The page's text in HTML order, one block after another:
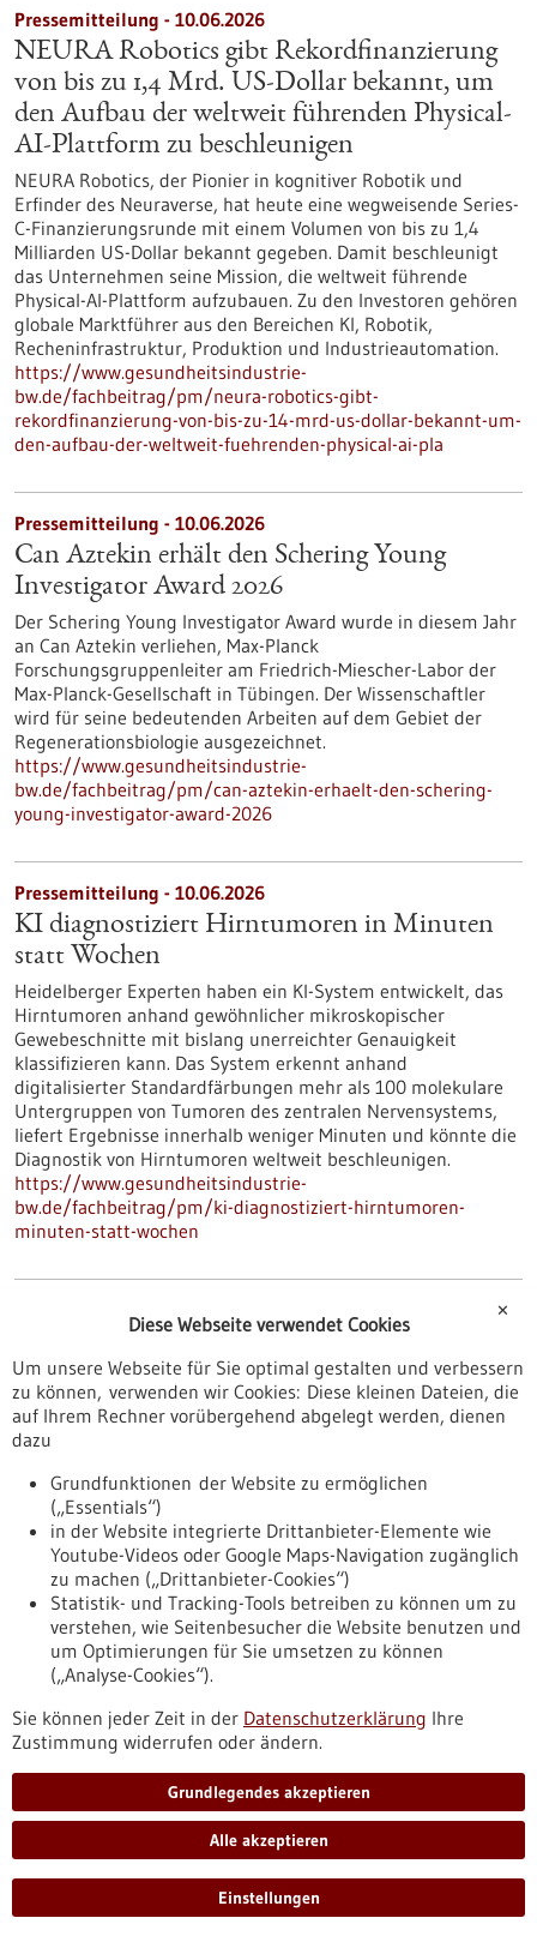
Pressemitteilung - 10.06.2026
NEURA Robotics gibt Rekordfinanzierung
von bis zu 1,4 Mrd. US-Dollar bekannt, um
den Aufbau der weltweit führenden Physical-
AI-Plattform zu beschleunigen
NEURA Robotics, der Pionier in kognitiver Robotik und
Erfinder des Neuraverse, hat heute eine wegweisende Series-
C-Finanzierungsrunde mit einem Volumen von bis zu 1,4
Milliarden US-Dollar bekannt gegeben. Damit beschleunigt
das Unternehmen seine Mission, die weltweit führende
Physical-AI-Plattform aufzubauen. Zu den Investoren gehören
globale Marktführer aus den Bereichen KI, Robotik,
Recheninfrastruktur, Produktion und Industrieautomation.
https://www.gesundheitsindustrie-
bw.de/fachbeitrag/pm/neura-robotics-gibt-
rekordfinanzierung-von-bis-zu-14-mrd-us-dollar-bekannt-um-
den-aufbau-der-weltweit-fuehrenden-physical-ai-pla
Pressemitteilung - 10.06.2026
Can Aztekin erhält den Schering Young
Investigator Award 2026
Der Schering Young Investigator Award wurde in diesem Jahr
an Can Aztekin verliehen, Max-Planck
Forschungsgruppenleiter am Friedrich-Miescher-Labor der
Max-Planck-Gesellschaft in Tübingen. Der Wissenschaftler
wird für seine bedeutenden Arbeiten auf dem Gebiet der
Regenerationsbiologie ausgezeichnet.
https://www.gesundheitsindustrie-
bw.de/fachbeitrag/pm/can-aztekin-erhaelt-den-schering-
young-investigator-award-2026
Pressemitteilung - 10.06.2026
KI diagnostiziert Hirntumoren in Minuten
statt Wochen
Heidelberger Experten haben ein KI-System entwickelt, das
Hirntumoren anhand gewöhnlicher mikroskopischer
Gewebeschnitte mit bislang unerreichter Genauigkeit
klassifizieren kann. Das System erkennt anhand
digitalisierter Standardfärbungen mehr als 100 molekulare
Untergruppen von Tumoren des zentralen Nervensystems,
liefert Ergebnisse innerhalb weniger Minuten und könnte die
Diagnostik von Hirntumoren weltweit beschleunigen.
https://www.gesundheitsindustrie-
bw.de/fachbeitrag/pm/ki-diagnostiziert-hirntumoren-
minuten-statt-wochen
patientenrelevante Therapieerfolge besser
vorhersagbar
Tübinger Forschende zeigen am Beispiel der Parkinson-
vorhersagen kann
https://www.gesundheitsindustrie-
bw.de/fachbeitrag/pm/kuenstliche-intelligenz-macht-
patientenrelevante-therapieerfolge-besser-vorhersagbar-1
Fachbeitrag - 09.06.2026
Wenn Zukunftsmedizin Alltag wird
Die Personalisierte Medizin ist auf dem Sprung von der Vision
in die Versorgung. Mit seinen vier Zentren für Personalisierte
Medizin gehört Baden-Württemberg seit über einem
Jahrzehnt zu den Vorreitern – und ist Vorbild für ein
✕
Diese Webseite verwendet Cookies
Um unsere Webseite für Sie optimal gestalten und verbessern
zu können, verwenden wir Cookies: Diese kleinen Dateien, die
auf Ihrem Rechner vorübergehend abgelegt werden, dienen
dazu
Grundfunktionen der Website zu ermöglichen
(„Essentials“)
in der Website integrierte Drittanbieter-Elemente wie
Youtube-Videos oder Google Maps-Navigation zugänglich
zu machen („Drittanbieter-Cookies“)
Statistik- und Tracking-Tools betreiben zu können um zu
verstehen, wie Seitenbesucher die Website benutzen und
um Optimierungen für Sie umsetzen zu können
(„Analyse-Cookies“).
Sie können jeder Zeit in der Datenschutzerklärung Ihre
Zustimmung widerrufen oder ändern.
Grundlegendes akzeptieren
Alle akzeptieren
Einstellungen